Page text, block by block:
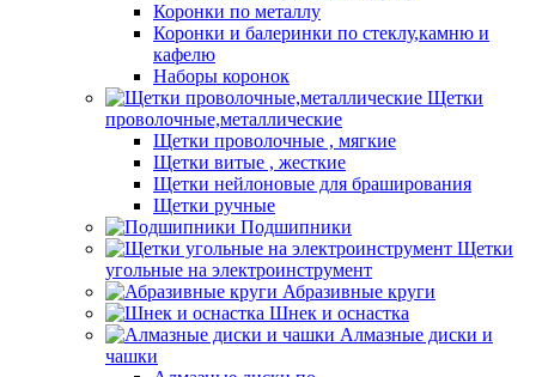
Коронки по металлу
Коронки и балеринки по стеклу,камню и
кафелю
Наборы коронок
Щетки
проволочные,металлические
Щетки проволочные , мягкие
Щетки витые , жесткие
Щетки нейлоновые для браширования
Щетки ручные
Подшипники
Щетки
угольные на электроинструмент
Абразивные круги
Шнек и оснастка
Алмазные диски и
чашки